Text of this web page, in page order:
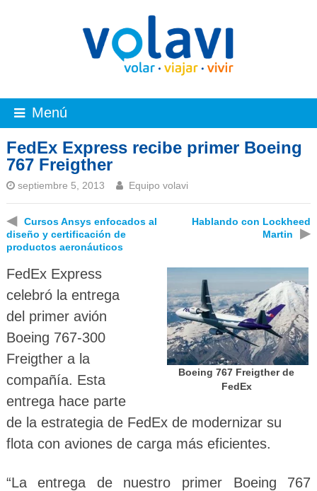
Menú
FedEx Express recibe primer Boeing
767 Freigther
septiembre 5, 2013 Equipo volavi
◀
Cursos Ansys enfocados al
diseño y certificación de
productos aeronáuticos
Hablando con Lockheed
Martin
▶
Boeing 767 Freigther de
FedEx
FedEx Express
celebró la entrega
del primer avión
Boeing 767-300
Freigther a la
compañía. Esta
entrega hace parte
de la estrategia de FedEx de modernizar su
flota con aviones de carga más eficientes.
“La entrega de nuestro primer Boeing 767